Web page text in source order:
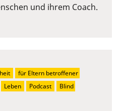
und ihrem Coach.
für Eltern betroffener
Leben Podcast
Blind